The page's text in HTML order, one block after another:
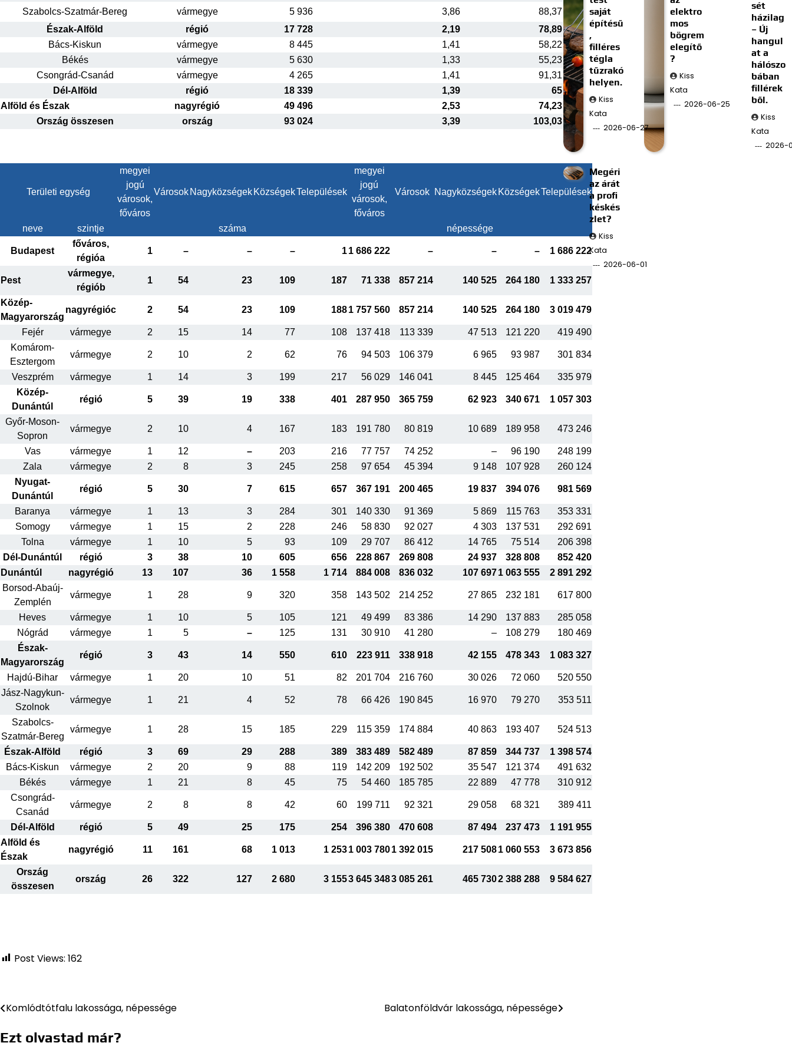
Szabolcs-Szatmár-Bereg vármegye 5 936 3,86
88,37
Észak-Alföld
régió 17 728 2,19
78,89
Bács-Kiskun
vármegye 8 445 1,41
58,22
Békés
vármegye 5 630 1,33
55,23
Csongrád-Csanád
vármegye 4 265 1,41
91,31
Dél-Alföld
régió 18 339 1,39
65
Alföld és Észak
nagyrégió 49 496 2,53
74,23
Ország összesen
ország 93 024 3,39 103,03
Területi egység
megyei
jogú
városok,
főváros
Városok Nagyközségek KözségekTelepülések
megyei
jogú
városok,
főváros
Városok Nagyközségek KözségekTelepülések
neve szintje száma népessége
Budapest
főváros,
régióa
1 – – – 11 686 222 – – – 1 686 222
Pest
vármegye,
régiób
1 54 23 109 187 71 338 857 214 140 525 264 180 1 333 257
Közép-
Magyarország
nagyrégióc 2 54 23 109 1881 757 560 857 214 140 525 264 180 3 019 479
Fejér vármegye 2 15 14 77 108 137 418 113 339 47 513 121 220
419 490
Komárom-
Esztergom
vármegye 2 10 2 62 76 94 503 106 379 6 965 93 987 301 834
Veszprém vármegye 1 14 3 199 217 56 029 146 041 8 445 125 464
335 979
Közép-
Dunántúl
régió 5 39 19 338 401 287 950 365 759 62 923 340 671 1 057 303
Győr-Moson-
Sopron
vármegye 2 10 4 167 183 191 780 80 819 10 689 189 958 473 246
Vas vármegye 1 12 – 203 216 77 757 74 252 – 96 190
248 199
Zala
vármegye 2 8 3 245 258 97 654 45 394 9 148 107 928
260 124
Nyugat-
Dunántúl
régió 5 30 7 615 657 367 191 200 465 19 837 394 076 981 569
Baranya vármegye 1 13 3 284 301 140 330 91 369 5 869 115 763
353 331
Somogy
vármegye 1 15 2 228 246 58 830 92 027 4 303 137 531
292 691
Tolna
vármegye 1 10 5 93 109 29 707 86 412 14 765 75 514
206 398
Dél-Dunántúl
régió 3 38 10 605 656 228 867 269 808 24 937 328 808
852 420
Dunántúl
nagyrégió 13 107 36 1 558 1 714 884 008 836 032 107 6971 063 555
2 891 292
Borsod-Abaúj-
Zemplén
vármegye 1 28 9 320 358 143 502 214 252 27 865 232 181 617 800
Heves vármegye 1 10 5 105 121 49 499 83 386 14 290 137 883
285 058
Nógrád
vármegye 1 5 – 125 131 30 910 41 280 – 108 279
180 469
Észak-
Magyarország
régió 3 43 14 550 610 223 911 338 918 42 155 478 343 1 083 327
Hajdú-Bihar vármegye 1 20 10 51 82 201 704 216 760 30 026 72 060
520 550
Jász-Nagykun-
Szolnok
vármegye 1 21 4 52 78 66 426 190 845 16 970 79 270 353 511
Szabolcs-
Szatmár-Bereg
vármegye 1 28 15 185 229 115 359 174 884 40 863 193 407 524 513
Észak-Alföld régió 3 69 29 288 389 383 489 582 489 87 859 344 737
1 398 574
Bács-Kiskun
vármegye 2 20 9 88 119 142 209 192 502 35 547 121 374
491 632
Békés
vármegye 1 21 8 45 75 54 460 185 785 22 889 47 778
310 912
Csongrád-
Csanád
vármegye 2 8 8 42 60 199 711 92 321 29 058 68 321 389 411
Dél-Alföld régió 5 49 25 175 254 396 380 470 608 87 494 237 473
1 191 955
Alföld és
Észak
nagyrégió 11 161 68 1 013 1 2531 003 7801 392 015 217 5081 060 553 3 673 856
Ország
összesen
ország 26 322 127 2 680 3 1553 645 3483 085 261 465 7302 388 288 9 584 627
Post Views: 162
Bejegyzés
navigáció
Komlódtótfalu lakossága, népessége Balatonföldvár lakossága, népessége
Ezt olvastad már?
saját
építésű
,
filléres
tégla
tűzrakó
helyen.
Kiss
Kata
2026-06-27
elektro
mos
bögrem
elegítő
?
Kiss
Kata
2026-06-25
sét
házilag
– Új
hangul
at a
hálószo
bában
fillérek
ből.
Kiss
Kata
2026-
Megéri
az árát
a profi
késkés
zlet?
Kiss
Kata
2026-06-01